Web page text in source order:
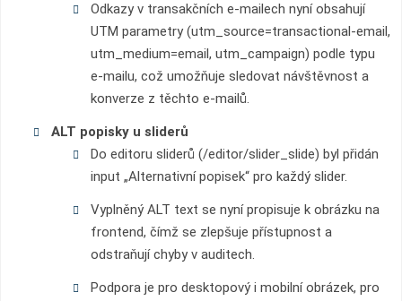
Odkazy v transakčních e-mailech nyní obsahují
UTM parametry (utm_source=transactional-email,
utm_medium=email, utm_campaign) podle typu
e-mailu, což umožňuje sledovat návštěvnost a
konverze z těchto e-mailů.
ALT popisky u sliderů
Do editoru sliderů (/editor/slider_slide) byl přidán
input „Alternativní popisek“ pro každý slider.
Vyplněný ALT text se nyní propisuje k obrázku na
frontend, čímž se zlepšuje přístupnost a
odstraňují chyby v auditech.
Podpora je pro desktopový i mobilní obrázek, pro